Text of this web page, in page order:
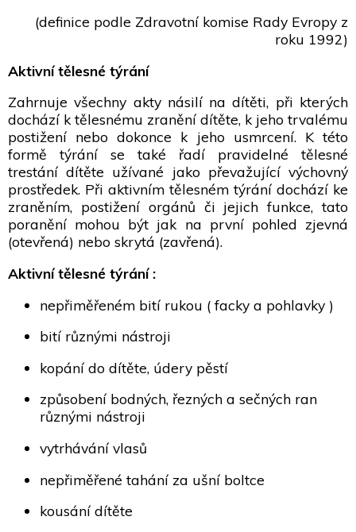
(definice podle Zdravotní komise Rady Evropy z
roku 1992)
Aktivní tělesné týrání
Zahrnuje všechny akty násilí na dítěti, při kterých
dochází k tělesnému zranění dítěte, k jeho trvalému
postižení nebo dokonce k jeho usmrcení. K této
formě týrání se také řadí pravidelné tělesné
trestání dítěte užívané jako převažující výchovný
prostředek. Při aktivním tělesném týrání dochází ke
zraněním, postižení orgánů či jejich funkce, tato
poranění mohou být jak na první pohled zjevná
(otevřená) nebo skrytá (zavřená).
Aktivní tělesné týrání :
nepřiměřeném bití rukou ( facky a pohlavky )
bití různými nástroji
kopání do dítěte, údery pěstí
způsobení bodných, řezných a sečných ran
různými nástroji
vytrhávání vlasů
nepřiměřené tahání za ušní boltce
kousání dítěte